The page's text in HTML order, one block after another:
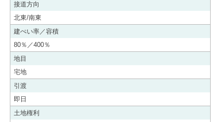
接道方向
北東/南東
建ぺい率／容積
80％／400％
地目
宅地
引渡
即日
土地権利